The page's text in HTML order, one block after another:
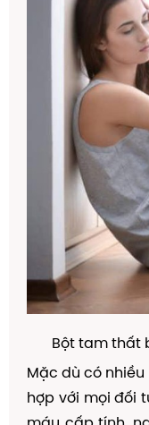
Bột tam thất
Mặc dù có
hợp với mọi đối